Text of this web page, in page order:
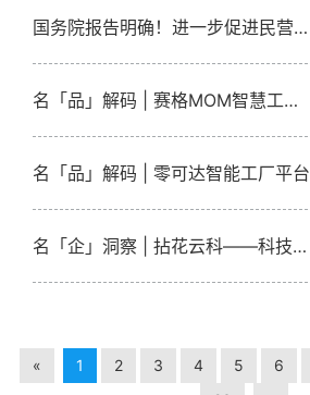
国务院报告明确！进一步促进民营经济发展壮大6方面重点工作
名「品」解码 | 赛格MOM智慧工厂解决方案
名「品」解码 | 零可达智能工厂平台
名「企」洞察 | 拈花云科——科技赋能文旅，智慧美好生活
« 1 2 3 4 5 6